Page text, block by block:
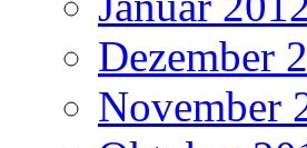
Dezember
November